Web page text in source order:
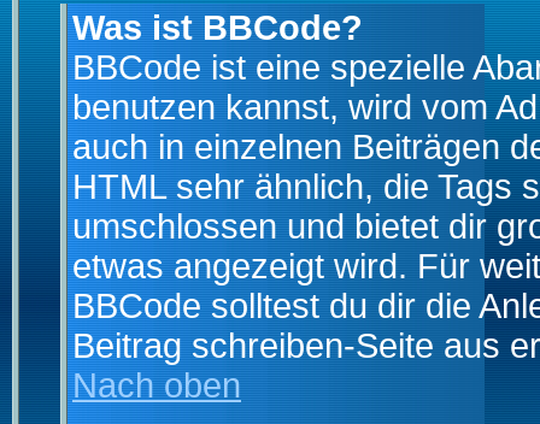
Was ist BBCode?
BBCode ist eine spezielle
benutzen kannst, wird vom
auch in einzelnen Beiträgen
HTML sehr ähnlich, die Tags
umschlossen und bietet dir
etwas angezeigt wird. Für
BBCode solltest du dir die
Beitrag schreiben-Seite aus
Nach oben